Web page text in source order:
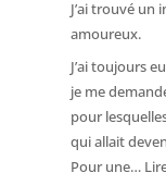
tôt,
ce
de
J’ai trouvé un
amoureux.
J’ai toujours
je me
pour
qui allait
Pour une…